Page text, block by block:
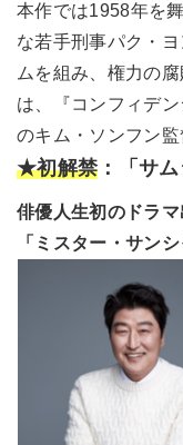
本作では1958年を
な若手刑事パク・
ムを組み、権力の
は、『コンフィデ
のキム・ソンフン監
★初解禁 ：「サ
俳優人生初のドラ
「ミスター・サン